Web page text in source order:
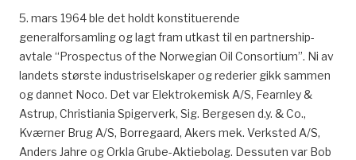
5. mars 1964 ble det holdt konstituerende
generalforsamling og lagt fram utkast til en partnership-
avtale “Prospectus of the Norwegian Oil Consortium”. Ni av
landets største industriselskaper og rederier gikk sammen
og dannet Noco. Det var Elektrokemisk A/S, Fearnley &
Astrup, Christiania Spigerverk, Sig. Bergesen d.y. & Co.,
Kværner Brug A/S, Borregaard, Akers mek. Verksted A/S,
Anders Jahre og Orkla Grube-Aktiebolag. Dessuten var Bob